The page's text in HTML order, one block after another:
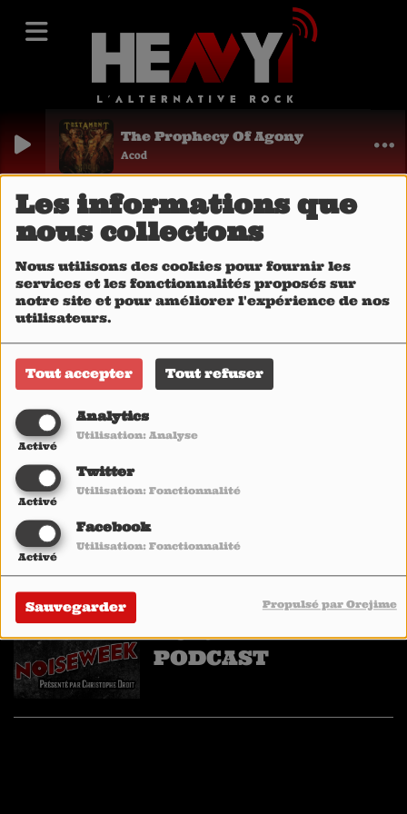
Les informations que
nous collectons
Nous utilisons des cookies pour fournir les
services et les fonctionnalités proposés sur
notre site et pour améliorer l'expérience de nos
utilisateurs.
Tout accepter Tout refuser
Analytics
Activé
Utilisation: Analyse
Twitter
Activé
Utilisation: Fonctionnalité
Facebook
Activé
Utilisation: Fonctionnalité
Sauvegarder Propulsé par Orejime
The Prophecy Of Agony
Acod
Tous nos
podcasts
RESONANCE •
PODCASTS
NOISEWEEK • LE
PODCAST